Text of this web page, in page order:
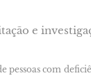
e
pessoas com